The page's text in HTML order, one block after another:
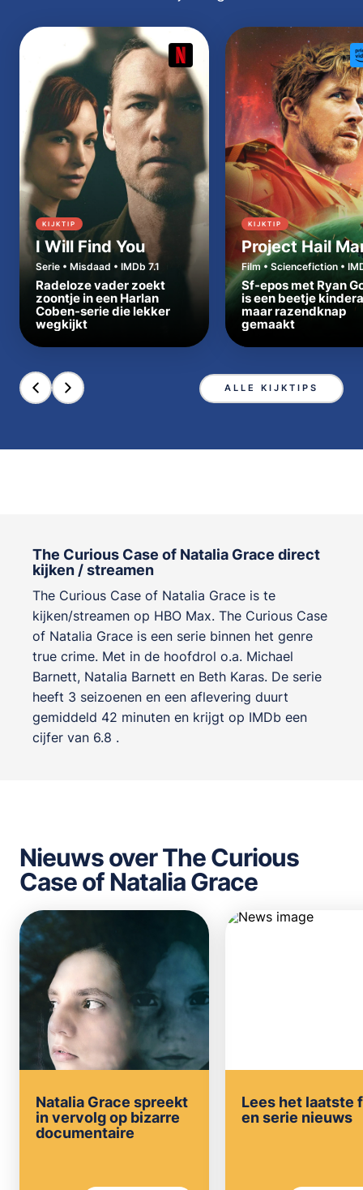
KIJKTIP
I Will Find You
Serie • Misdaad • IMDb 7.1
Radeloze vader zoekt
zoontje in een Harlan
Coben-serie die lekker
wegkijkt
KIJKTIP
Project Hail
Film • Sciencefiction •
Sf-epos met Ryan
is een beetje
maar razendknap
gemaakt
ALLE KIJKTIPS
The Curious Case of Natalia Grace direct
kijken / streamen
The Curious Case of Natalia Grace is te
kijken/streamen op HBO Max. The Curious Case
of Natalia Grace is een serie binnen het genre
true crime. Met in de hoofdrol o.a. Michael
Barnett, Natalia Barnett en Beth Karas. De serie
heeft 3 seizoenen en een aflevering duurt
gemiddeld 42 minuten en krijgt op IMDb een
cijfer van 6.8 .
Nieuws over The Curious
Case of Natalia Grace
Natalia Grace spreekt
in vervolg op bizarre
documentaire
Lees het laatste
en serie nieuws